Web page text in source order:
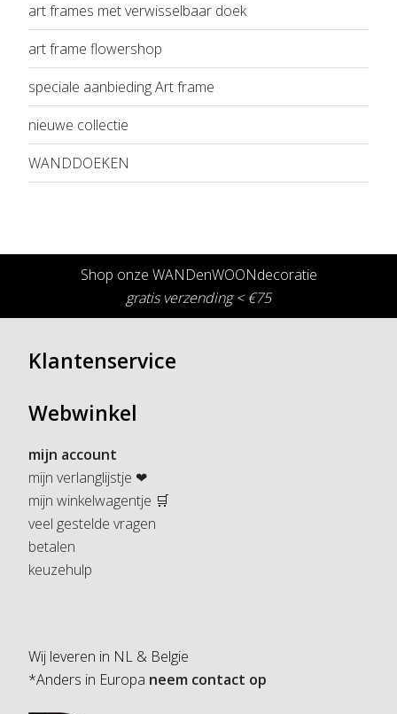
art frames met verwisselbaar doek
art frame flowershop
speciale aanbieding Art frame
nieuwe collectie
WANDDOEKEN
Shop onze WANDenWOONdecoratie
gratis verzending < €75
Klantenservice
Webwinkel
mijn account
mijn verlanglijstje ❤
mijn winkelwagentje 🛒
veel gestelde vragen
betalen
keuzehulp
Wij leveren in NL & Belgie
*Anders in Europa neem contact op